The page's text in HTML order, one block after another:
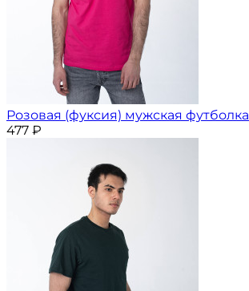
Розовая (фуксия) мужская футболка
477 ₽